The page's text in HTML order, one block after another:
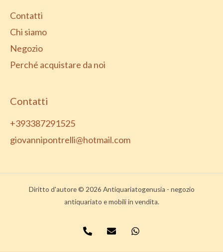
Contatti
Chi siamo
Negozio
Perché acquistare da noi
Contatti
+393387291525
giovannipontrelli@hotmail.com
Diritto d'autore © 2026 Antiquariatogenusia - negozio
antiquariato e mobili in vendita.